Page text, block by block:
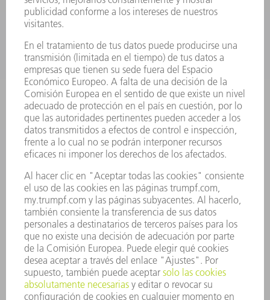
MÁQUINAS Y SISTEMAS
LÁSER
HERRAMIENTAS PORTÁTILES
FÁBRICA INTELIGENTE
SOFTWARE
SERVICIOS
APLICACIONES
SECTORES
EMPRESA
CARRERA PROFESIONAL
OFERTAS DE TRABAJO
PERFIL DE LA EMPRESA
INFORME ANUAL
PRINCIPIOS CORPORATIVOS
CUMPLIMIENTO
SISTEMA DE INFORMADORES
SEGURIDAD
COMUNICADOS DE PRENSA
REVISTAS
SOSTENIBILIDAD
MEDIO AMBIENTE Y CLIMA
SOCIEDAD Y EMPRESA
GESTIÓN EMPRESARIAL